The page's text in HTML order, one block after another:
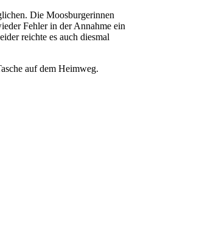
Die Moosburgerinnen
Fehler in der Annahme ein
reichte es auch diesmal
auf dem Heimweg.